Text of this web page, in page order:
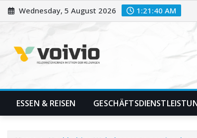
Skip
to
Wednesday, 5 August 2026 1:21:41 AM
ESSEN & REISEN